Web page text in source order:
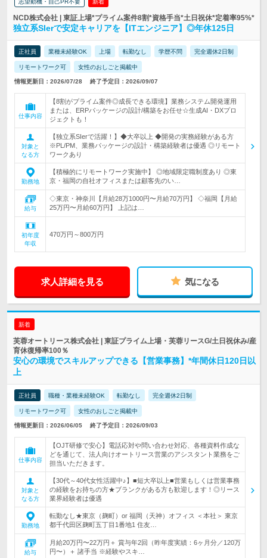
志望動機・自己PR不要 新着
NCD株式会社 | 東証上場*プライム案件8割*資格手当*土日祝休*定着率95%*
独立系SIerで安定キャリアを【ITエンジニア】◎年休125日
正社員 業種未経験OK 上場 転勤なし 学歴不問 完全週休2日制
リモートワーク可 女性のおしごと掲載中
情報更新日：2026/07/28 終了予定日：2026/09/07
仕事内容
【8割がプライム案件◎成長できる環境】業務システム開発運用
または、ERPパッケージの設計/構築をお任せ☆生成AI・DXプロ
ジェクトも！
対象と
なる方
【独立系SIerで活躍！】◆大卒以上 ◆開発の実務経験がある方
※PL/PM、業務パッケージの設計・構築経験者は優遇 ◎リモート
ワークあり
勤務地
【積極的にリモートワーク実施中】 ◎地域限定職制度あり ◎東
京・福岡の自社オフィスまたは顧客先のい…
給与
◇東京・神奈川【月給28万1000円〜月給70万円】 ◇福岡【月給
25万円〜月給60万円】 上記は…
初年度
年収
470万円～800万円
求人詳細を見る 気になる
新着
芙蓉オートリース株式会社 | 東証プライム上場・芙蓉リースG/土日祝休み/産
育休復帰率100％
安心の環境でスキルアップできる【営業事務】*年間休日120日以
上
正社員 職種・業種未経験OK 転勤なし 完全週休2日制
リモートワーク可 女性のおしごと掲載中
情報更新日：2026/06/05 終了予定日：2026/09/03
仕事内容
【OJT研修で安心】電話応対や問い合わせ対応、各種資料作成な
どを通じて、法人向けオートリース営業のアシスタント業務をご
担当いただきます。
対象と
なる方
【30代～40代女性活躍中♪】■短大卒以上■営業もしくは営業事務
の経験をお持ちの方★ブランクがある方も歓迎します！◎リース
業界経験者は優遇
勤務地
転勤なし★東京（麹町）or 福岡（天神）オフィス ＜本社＞ 東京
都千代田区麹町五丁目1番地1 住友…
給与
月給20万円〜22万円＋ 賞与年2回（昨年度実績：6ヶ月分／120万
円〜）＋ 諸手当 ※経験やスキ…